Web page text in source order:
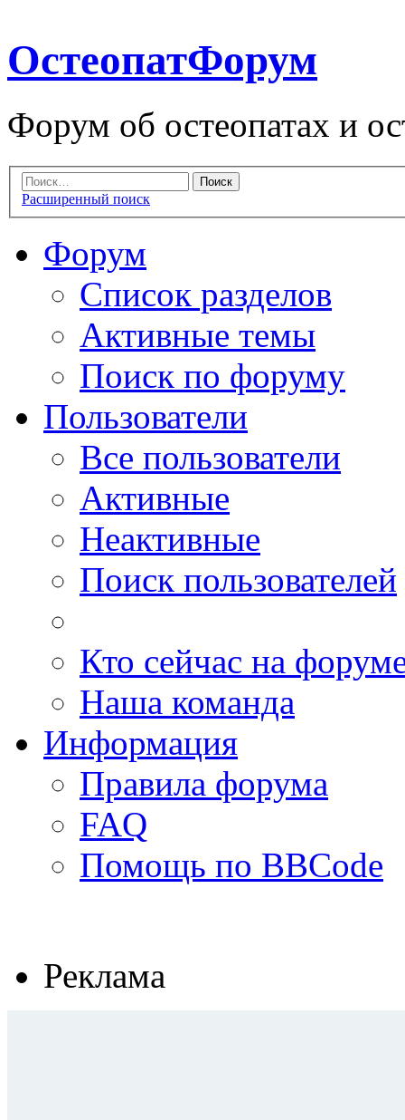
ОстеопатФорум
Форум об остеопатах и
Расширенный поиск
Форум
Список разделов
Активные темы
Поиск по форуму
Пользователи
Все пользователи
Активные
Неактивные
Поиск пользователей
Кто сейчас на
Наша команда
Информация
Правила форума
FAQ
Помощь по BBCode
Реклама